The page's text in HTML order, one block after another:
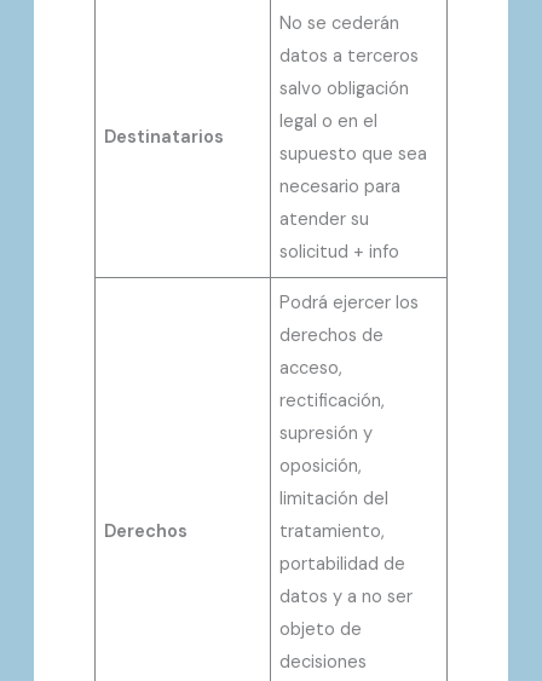
Destinatarios
No se cederán
datos a terceros
salvo obligación
legal o en el
supuesto que sea
necesario para
atender su
solicitud + info
Derechos
Podrá ejercer los
derechos de
acceso,
rectificación,
supresión y
oposición,
limitación del
tratamiento,
portabilidad de
datos y a no ser
objeto de
decisiones